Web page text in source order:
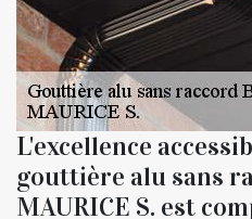
L'excellence
gouttière alu sans
MAURICE S. est